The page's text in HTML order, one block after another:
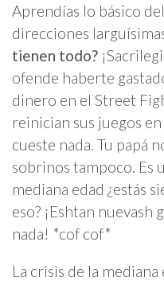
Aprendías lo básico
direcciones
tienen todo?
ofende haberte
dinero en el Street
reinician sus juegos
cueste nada. Tu papá
sobrinos tampoco. Es
mediana edad ¿estás
eso? ¡Eshtan nuevash
nada! *cof cof*
La crisis de la